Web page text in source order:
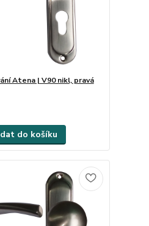
Atena | V90 nikl, pravá
do košíku